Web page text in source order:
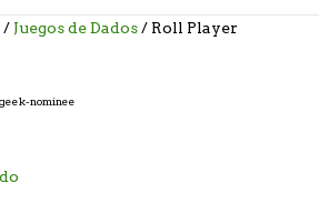
Juegos de Dados
Roll Player